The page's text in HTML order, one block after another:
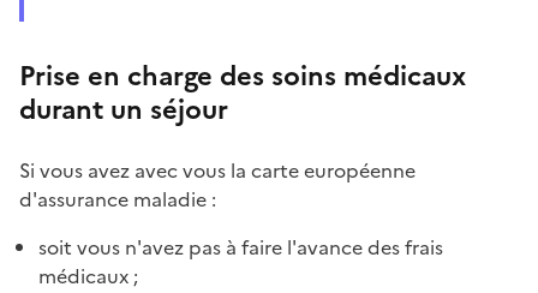
Prise en charge des soins médicaux
durant un séjour
Si vous avez avec vous la carte européenne
d'assurance maladie :
soit vous n'avez pas à faire l'avance des frais
médicaux ;